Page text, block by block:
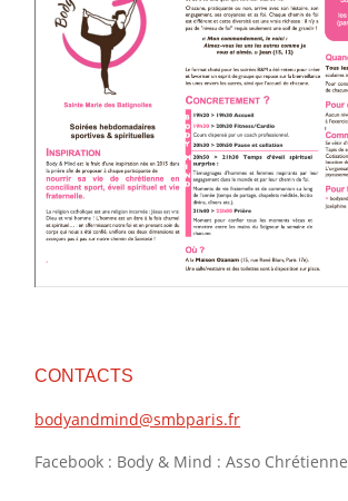
CONTACTS
bodyandmind@smbparis.fr
Facebook : Body & Mind : Asso Chrétienne